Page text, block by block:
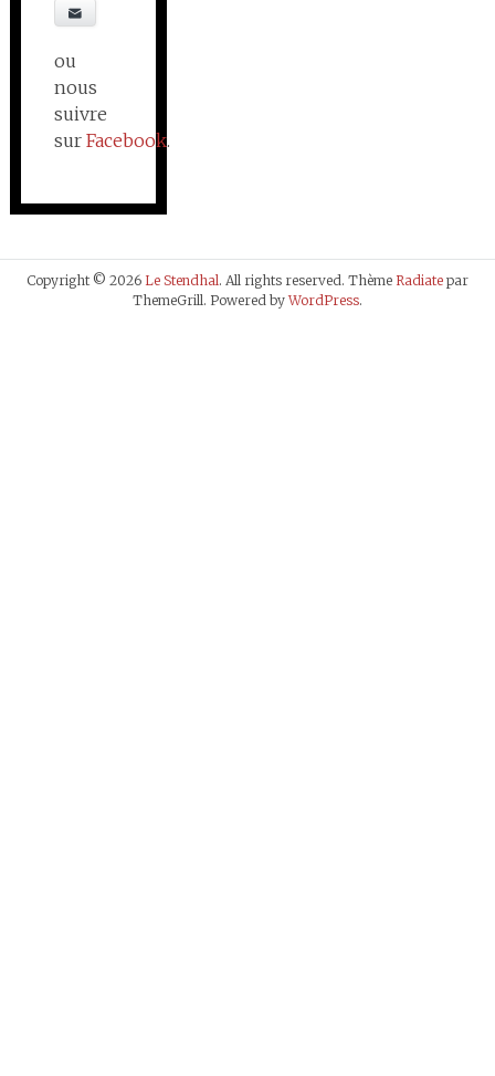
ou
nous
suivre
sur Facebook.
Copyright © 2026 Le Stendhal. All rights reserved. Thème Radiate par
ThemeGrill. Powered byWordPress.